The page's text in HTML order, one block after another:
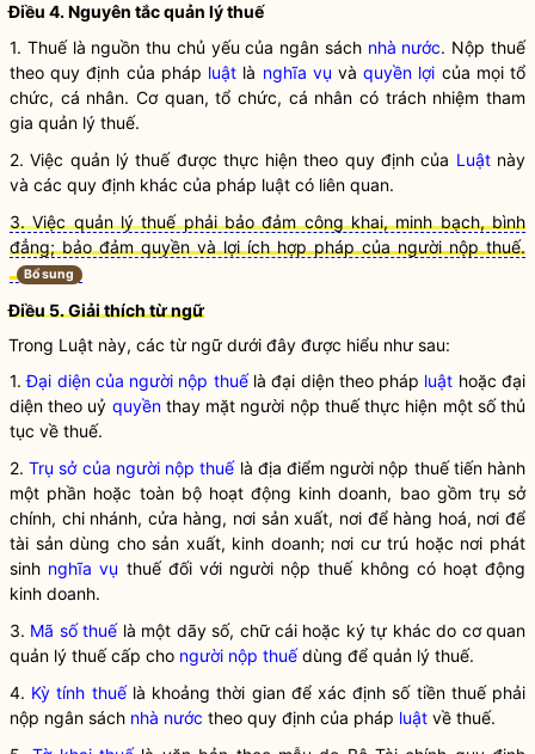
Điều 4. Nguyên tắc quản lý thuế
1. Thuế là nguồn thu chủ yếu của ngân sách nhà nước. Nộp thuế
theo quy định của pháp luật là nghĩa vụ vàquyền lợi của mọi tổ
chức, cá nhân. Cơ quan, tổ chức, cá nhân có trách nhiệm tham
gia quản lý thuế.
2. Việc quản lý thuế được thực hiện theo quy định của Luậtnày
và các quy định khác của pháp luật có liên quan.
3. Việc quản lý thuế phải bảo đảm công khai, minh bạch, bình
đẳng; bảo đảm quyền và lợi ích hợp pháp của người nộp thuế.
Bổ sung
Điều 5. Giải thích từ ngữ
Trong Luật này, các từ ngữ dưới đây được hiểu như sau:
1.Đại diện của người nộp thuếlà đại diện theo pháp luật hoặc đại
diện theo uỷ quyềnthay mặt người nộp thuế thực hiện một số thủ
tục về thuế.
2.Trụ sở của người nộp thuếlà địa điểm người nộp thuế tiến hành
một phần hoặc toàn bộ hoạt động kinh doanh, bao gồm trụ sở
chính, chi nhánh, cửa hàng, nơi sản xuất, nơi để hàng hoá, nơi để
tài sản dùng cho sản xuất, kinh doanh; nơi cư trú hoặc nơi phát
sinh nghĩa vụ thuế đối với người nộp thuế không có hoạt động
kinh doanh.
3. Mã số thuếlà một dãy số, chữ cái hoặc ký tự khác do cơ quan
quản lý thuế cấp cho người nộp thuếdùng để quản lý thuế.
4. Kỳ tính thuếlà khoảng thời gian để xác định số tiền thuế phải
nộp ngân sách nhà nước theo quy định của pháp luật về thuế.